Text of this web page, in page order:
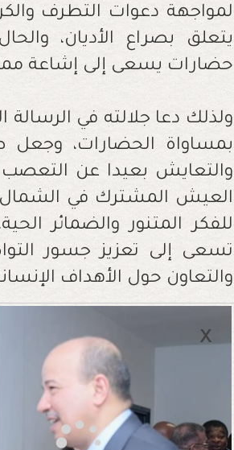
لمواجهة دعوات التطرف
يتعلق بصراع الأديان،
حضارات يسعى إلى إشاعة
ولذلك دعا جلالته في
بمساواة الحضارات، وجعل
والتعايش بعيدا عن التعصب
العيش المشترك في الشمال
للفكر المتنور والضمائر
تسعى إلى تعزيز جسور
والتعاون حول الأهداف